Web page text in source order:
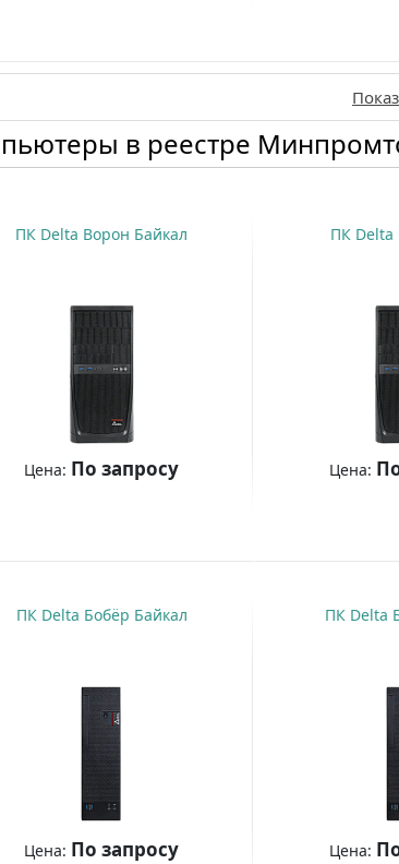
в реестре
ПК Delta Ворон Байкал
Цена: По запросу
ПК Delta
Цена:
ПК Delta Бобёр Байкал
Цена: По запросу
ПК Delta
Цена: